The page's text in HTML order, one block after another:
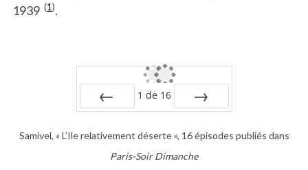
1939 (1).
1 de 16
Samivel, « L’Ile relativement déserte », 16 épisodes publiés dans
Paris-Soir Dimanche